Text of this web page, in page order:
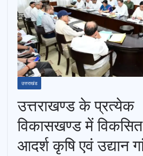
उत्तराखंड
उत्तराखण्ड के प्रत्येक
विकासखण्ड में
आदर्श कृषि एवं उद्यान